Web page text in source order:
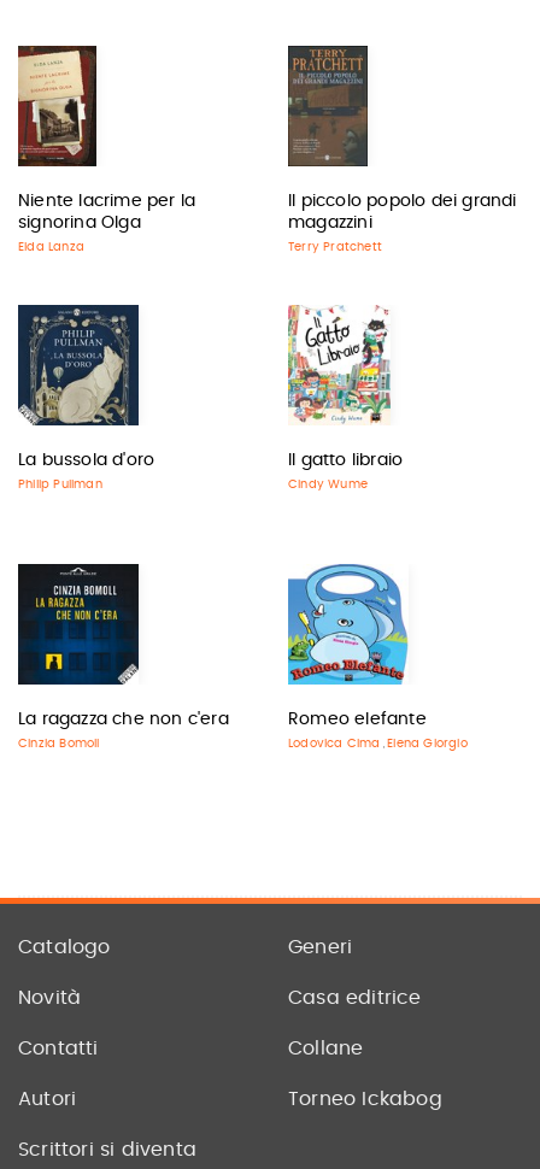
Niente lacrime per la
signorina Olga
Elda Lanza
Il piccolo popolo dei grandi
magazzini
Terry Pratchett
La bussola d'oro
Philip Pullman
Il gatto libraio
Cindy Wume
La ragazza che non c'era
Cinzia Bomoll
Romeo elefante
Lodovica Cima , Elena Giorgio
Catalogo Generi
Novità Casa editrice
Contatti Collane
Autori Torneo Ickabog
Scrittori si diventa